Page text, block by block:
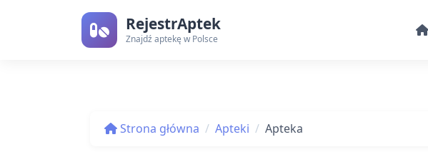
RejestrAptek
Znajdź aptekę w Polsce
Strona główna Apteki Apteka